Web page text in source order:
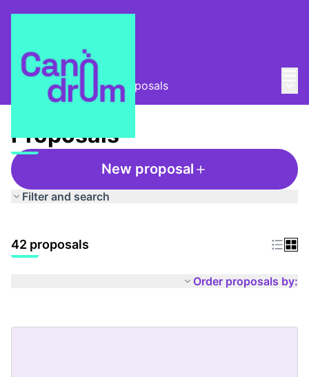
Taula Comunitària / Proposals
Proposals
New proposal
Filter and search
42 proposals
Order proposals by: